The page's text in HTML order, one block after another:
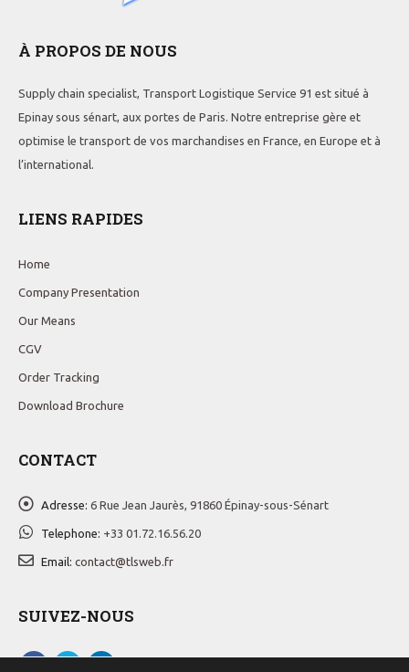
À PROPOS DE NOUS
Supply chain specialist, Transport Logistique Service 91 est situé à
Epinay sous sénart, aux portes de Paris. Notre entreprise gère et
optimise le transport de vos marchandises en France, en Europe et à
l’international.
LIENS RAPIDES
Home
Company Presentation
Our Means
CGV
Order Tracking
Download Brochure
CONTACT
Adresse: 6 Rue Jean Jaurès, 91860 Épinay-sous-Sénart
Telephone: +33 01.72.16.56.20
Email: contact@tlsweb.fr
SUIVEZ-NOUS